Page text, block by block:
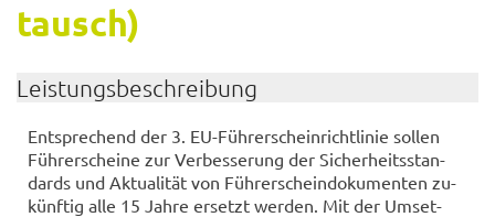
tausch)
Leis­tungs­be­schrei­bung
Ent­spre­chend der 3. EU-​Führerscheinrichtlinie sol­len
Füh­rer­schei­ne zur Ver­bes­se­rung der Si­cher­heits­stan­
dards und Ak­tua­li­tät von Füh­rer­schein­do­ku­men­ten zu­
künf­tig alle 15 Jahre er­setzt wer­den. Mit der Um­set­